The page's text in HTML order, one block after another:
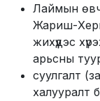
Лаймын
Жариш-
жихүүдэс
арьсны
суулгалт
халууралт